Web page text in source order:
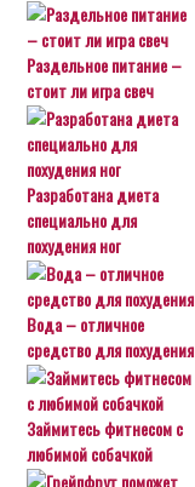
Раздельное питание –
стоит ли игра свеч
Разработана диета
специально для
похудения ног
Вода – отличное
средство для похудения
Займитесь фитнесом с
любимой собачкой